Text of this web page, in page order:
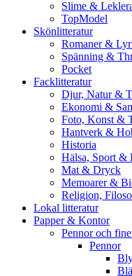
Slime &
TopModel
Skönlitteratur
Romaner &
Spänning &
Pocket
Facklitteratur
Djur, Natur &
Ekonomi &
Foto, Konst &
Hantverk &
Historia
Hälsa, Sport &
Mat & Dryck
Memoarer &
Religion,
Lokal litteratur
Papper & Kontor
Pennor och
Pennor